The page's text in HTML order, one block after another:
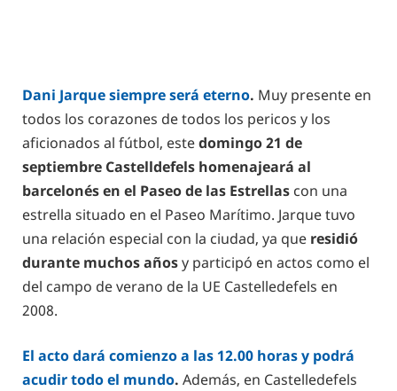
Dani Jarque siempre será eterno. Muy presente en
todos los corazones de todos los pericos y los
aficionados al fútbol, estedomingo 21 de
septiembre Castelldefels homenajeará al
barcelonés en el Paseo de las Estrellas con una
estrella situado en el Paseo Marítimo. Jarque tuvo
una relación especial con la ciudad, ya que residió
durante muchos añosy participó en actos como el
del campo de verano de la UE Castelledefels en
2008.
El acto dará comienzo a las 12.00 horas y podrá
acudir todo el mundo. Además, en Castelledefels